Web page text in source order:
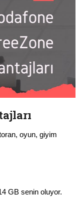
oyun, giyim
GB senin oluyor.